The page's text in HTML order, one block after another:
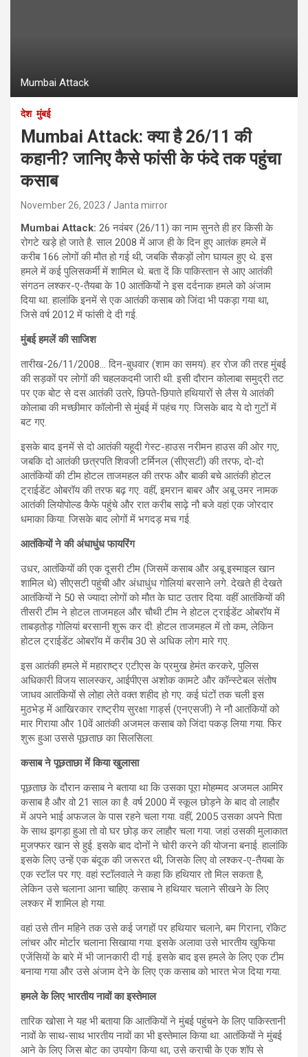
Mumbai Attack
देश मुंबई
Mumbai Attack: क्या है 26/11 की
कहानी? जानिए कैसे फांसी के फंदे तक पहुंचा
कसाब
November 26, 2023 Janta mirror
Mumbai Attack: 26 नवंबर (26/11) का नाम सुनते ही हर किसी के
रोगटे खड़े हो जाते है. साल 2008 में आज ही के दिन हुए आतंक हमले में
करीब 166 लोगों की मौत हो गई थी, जबकि सैकड़ों लोग घायल हुए थे. इस
हमले में कई पुलिसकर्मी में शामिल थे. बता दें कि पाकिस्‍तान से आए आतंकी
संगठन लश्कर-ए-तैयबा के 10 आतंकियों ने इस दर्दनाक हमले को अंजाम
दिया था. हालांकि इनमें से एक आतंकी कसाब को जिंदा भी पकड़ा गया था,
जिसे वर्ष 2012 में फांसी दे दी गई.
मुंबई हमलें की साजिश
तारीख-26/11/2008… दिन-बुधवार (शाम का समय). हर रोज की तरह मुंबई
की सड़कों पर लोगों की चहलकदमी जारी थी. इसी दौरान कोलाबा समुद्री तट
पर एक बोट से दस आतंकी उतरे, छिपते-छिपाते हथियारों से लैस ये आतंकी
कोलाबा की मच्छीमार कॉलोनी से मुंबई में पहंच गए. जिसके बाद ये दो गुटों में
बट गए.
इसके बाद इनमें से दो आतंकी यहूदी गेस्ट-हाउस नरीमन हाउस की ओर गए,
जबकि दो आतंकी छत्रपति शिवजी टर्मिनल (सीएसटी) की तरफ, दो-दो
आतंकियों की टीम होटल ताजमहल की तरफ और बाकी बचे आतंकी होटल
ट्राईडेंट ओबरॉय की तरफ बढ़ गए. वहीं, इमरान बाबर और अबू उमर नामक
आतंकी लियोपोल्ड कैफे पहुंचे और रात करीब साढ़े नौ बजे वहां एक जोरदार
धमाका किया. जिसके बाद लोगों में भगदड़ मच गई.
आतंकियों ने की अंधाधुंध फायरिंग
उधर, आतंकियों की एक दूसरी टीम (जिसमें कसाब और अबू इस्माइल खान
शामिल थे) सीएसटी पहुंची और अंधाधुंध गोलियां बरसाने लगे. देखते ही देखते
आतंकियों ने 50 से ज्‍यादा लोगों को मौत के घाट उतार दिया. वहीं आतंकियों की
तीसरी टीम ने होटल ताजमहल और चौथी टीम ने होटल ट्राईडेंट ओबरॉय में
ताबड़तोड़ गोलियां बरसानी शुरू कर दी. होटल ताजमहल में तो कम, लेकिन
होटल ट्राईडेंट ओबरॉय में करीब 30 से अधिक लोग मारे गए.
इस आतंकी हमले में महाराष्ट्र एटीएस के प्रमुख हेमंत करकरे, पुलिस
अधिकारी विजय सालस्कर, आईपीएस अशोक कामटे और कॉन्स्टेबल संतोष
जाधव आतंकियों से लोहा लेते वक्‍त शहीद हो गए. कई घंटों तक चली इस
मुठभेड़ में आखिरकार राष्ट्रीय सुरक्षा गार्ड्स (एनएसजी) ने नौ आतंकियों को
मार गिराया और 10वें आतंकी अजमल कसाब को जिंदा पकड़ लिया गया. फिर
शुरू हुआ उससे पूछताछ का सिलसिला.
कसाब ने पूछताछा में किया खुलासा
पूछताछ के दौरान कसाब ने बताया था कि उसका पूरा मोहम्मद अजमल आमिर
कसाब है और वो 21 साल का है. वर्ष 2000 में स्कूल छोड़ने के बाद वो लाहौर
में अपने भाई अफजल के पास रहने चला गया. वहीं, 2005 उसका अपने पिता
के साथ झगड़ा हुआ तो वो घर छोड़ कर लाहौर चला गया. जहां उसकी मुलाकात
मुजफ्फर खान से हुई. इसके बाद दोनों ने चोरी करने की योजना बनाई. हालांकि
इसके लिए उन्हें एक बंदूक की जरूरत थी, जिसके लिए वो लश्कर-ए-तैयबा के
एक स्टॉल पर गए. वहां स्टॉलवाले ने कहा कि हथियार तो मिल सकता है,
लेकिन उसे चलाना आना चाहिए. कसाब ने हथियार चलाने सीखने के लिए
लश्कर में शामिल हो गया.
वहां उसे तीन महिने तक उसे कई जगहों पर हथियार चलाने, बम गिराना, रॉकेट
लांचर और मोर्टार चलाना सिखाया गया. इसके अलावा उसे भारतीय खुफिया
एजेंसियों के बारे में भी जानकारी दी गई. इसके बाद इस हमले के लिए एक टीम
बनाया गया और उसे अंजाम देने के लिए एक कसाब को भारत भेज दिया गया.
हमले के लिए भारतीय नावों का इस्‍तेमाल
तारिक खोसा ने यह भी बताया कि आतंकियों ने मुंबई पहुंचने के लिए पाकिस्तानी
नावों के साथ-साथ भारतीय नावों का भी इस्तेमाल किया था. आतंकियों ने मुंबई
आने के लिए जिस बोट का उपयोग किया था, उसे कराची के एक शॉप से